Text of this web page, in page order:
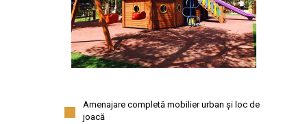
Amenajare completă mobilier urban și loc de
joacă